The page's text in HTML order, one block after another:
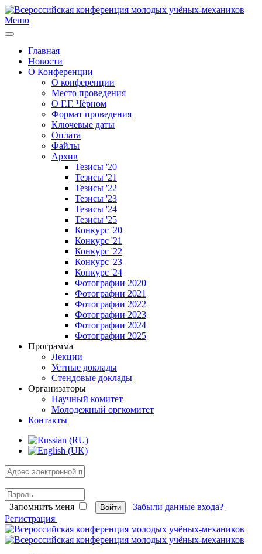
Меню
Главная
Новости
О Конференции
О конференции
Место проведения
О Г.Г. Чёрном
Формат проведения
Ключевые даты
Оплата
Файлы
Архив
Тезисы '20
Тезисы '21
Тезисы '22
Тезисы '23
Тезисы '24
Тезисы '25
Конкурс '20
Конкурс '21
Конкурс '22
Конкурс '23
Конкурс '24
Фотографии 2020
Фотографии 2021
Фотографии 2022
Фотографии 2023
Фотографии 2024
Фотографии 2025
Программа
Лекции
Устные доклады
Стендовые доклады
Организаторы
Научный комитет
Молодежный оргкомитет
Контакты
Запомнить меня Войти
Забыли данные входа?
Регистрация